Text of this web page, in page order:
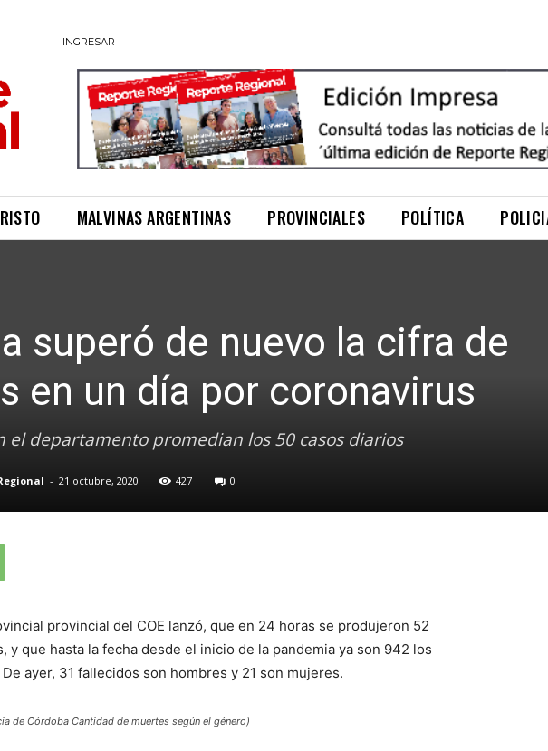
INGRESAR
MALVINAS ARGENTINAS PROVINCIALES POLÍTICA
superó de nuevo la cifra de
en un día por coronavirus
el departamento promedian los 50 casos diarios
- 21 octubre, 2020 427 0
provincial del COE lanzó, que en 24 horas se produjeron 52
y que hasta la fecha desde el inicio de la pandemia ya son 942 los
ayer, 31 fallecidos son hombres y 21 son mujeres.
de Córdoba Cantidad de muertes según el género)